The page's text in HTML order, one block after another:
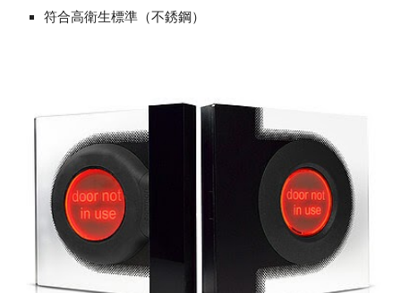
符合高衛生標準（不銹鋼）